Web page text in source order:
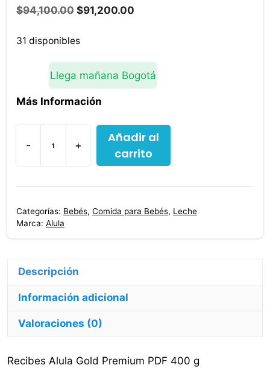
$94,100.00 El
original
$94,100.00.
$91,200.00
$91,200.00.
31 disponibles
Llega mañana Bogotá
Más Información
-
Gold
Premium
400
+
Añadir al
carrito
Categorías: Bebés, Comida para Bebés, Leche
Marca: Alula
Descripción
Información adicional
Valoraciones (0)
Recibes Alula Gold Premium PDF 400 g